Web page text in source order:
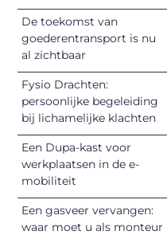
De toekomst van
goederentransport is nu
al zichtbaar
Fysio Drachten:
persoonlijke begeleiding
bij lichamelijke klachten
Een Dupa-kast voor
werkplaatsen in de e-
mobiliteit
Een gasveer vervangen:
waar moet u als monteur